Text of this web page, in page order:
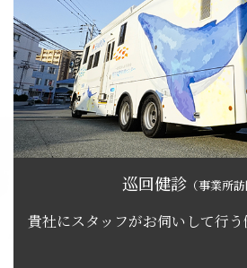
巡回健診 （事業所訪
貴社にスタッフがお伺いして行う